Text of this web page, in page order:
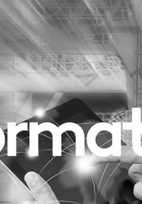
Purpose Marketing
Reputatie & crisis